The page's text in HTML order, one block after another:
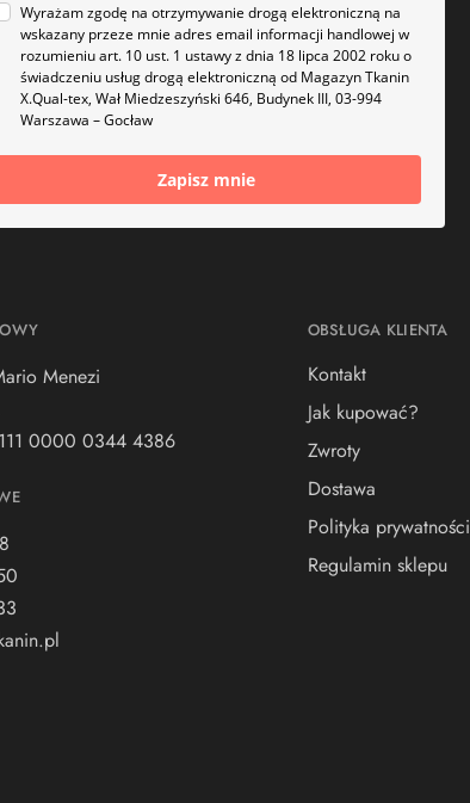
Wyrażam zgodę na otrzymywanie drogą elektroniczną na
wskazany przeze mnie adres email informacji handlowej w
rozumieniu art. 10 ust. 1 ustawy z dnia 18 lipca 2002 roku o
świadczeniu usług drogą elektroniczną od Magazyn Tkanin
X.Qual-tex, Wał Miedzeszyński 646, Budynek III, 03-994
Warszawa – Gocław
Zapisz mnie
Menezi
0000 0344 4386
OBSŁUGA KLIENTA
Kontakt
Jak kupować?
Zwroty
Dostawa
Polityka prywatności
Regulamin sklepu